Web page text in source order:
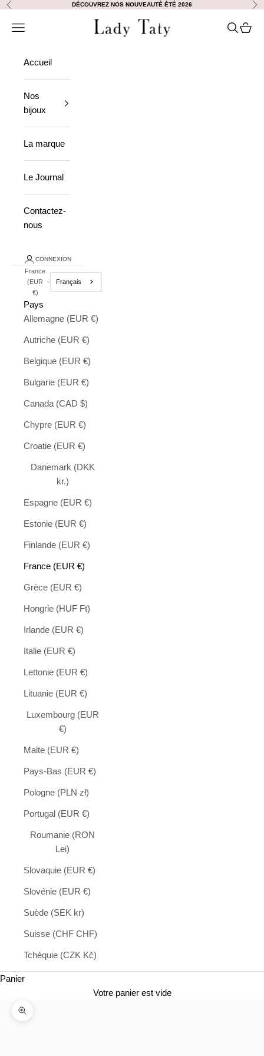
Passer au contenu
Précédent DÉCOUVREZ NOS NOUVEAUTÉ ÉTÉ 2026
Lady Taty
Ouvrir la navigation Ouvrir la
Voir
Accueil
Nos
bijoux
La marque
Le Journal
Contactez-
nous
CONNEXION
France
(EUR
€)
Français
Pays
Allemagne (EUR €)
Autriche (EUR €)
Belgique (EUR €)
Bulgarie (EUR €)
Canada (CAD $)
Chypre (EUR €)
Croatie (EUR €)
Danemark (DKK
kr.)
Espagne (EUR €)
Estonie (EUR €)
Finlande (EUR €)
France (EUR €)
Grèce (EUR €)
Hongrie (HUF Ft)
Irlande (EUR €)
Italie (EUR €)
Lettonie (EUR €)
Lituanie (EUR €)
Luxembourg (EUR
€)
Malte (EUR €)
Pays-Bas (EUR €)
Pologne (PLN zł)
Portugal (EUR €)
Roumanie (RON
Lei)
Slovaquie (EUR €)
Slovénie (EUR €)
Suède (SEK kr)
Suisse (CHF CHF)
Tchéquie (CZK Kč)
Panier
Votre panier est vide
Zoomer sur l'image